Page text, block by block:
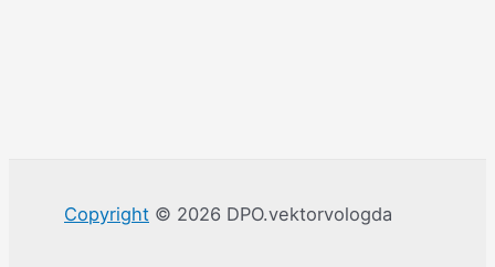
Copyright © 2026 DPO.vektorvologda